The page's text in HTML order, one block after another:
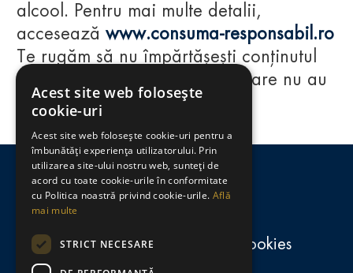
Regulamente
consumă-responsabil.ro
Politica de confidențialitate și cookies
alcool. Pentru mai multe detalii,
accesează www.consuma-responsabil.ro
Te rugăm să nu împărtășești conținutul
acestui website cu persoane care nu au
împlinit vârsta de 18 ani.
Acest site web folosește
cookie-uri
Acest site web folosește cookie-uri pentru a
îmbunătăți experiența utilizatorului. Prin
utilizarea site-ului nostru web, sunteți de
acord cu toate cookie-urile în conformitate
cu Politica noastră privind cookie-urile. Află
mai multe
STRICT NECESARE